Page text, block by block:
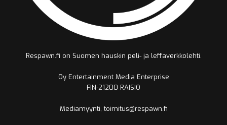
Respawn.fi on Suomen hauskin peli- ja leffaverkkolehti.
Oy Entertainment Media Enterprise
FIN-21200 RAISIO
Mediamyynti, toimitus@respawn.fi